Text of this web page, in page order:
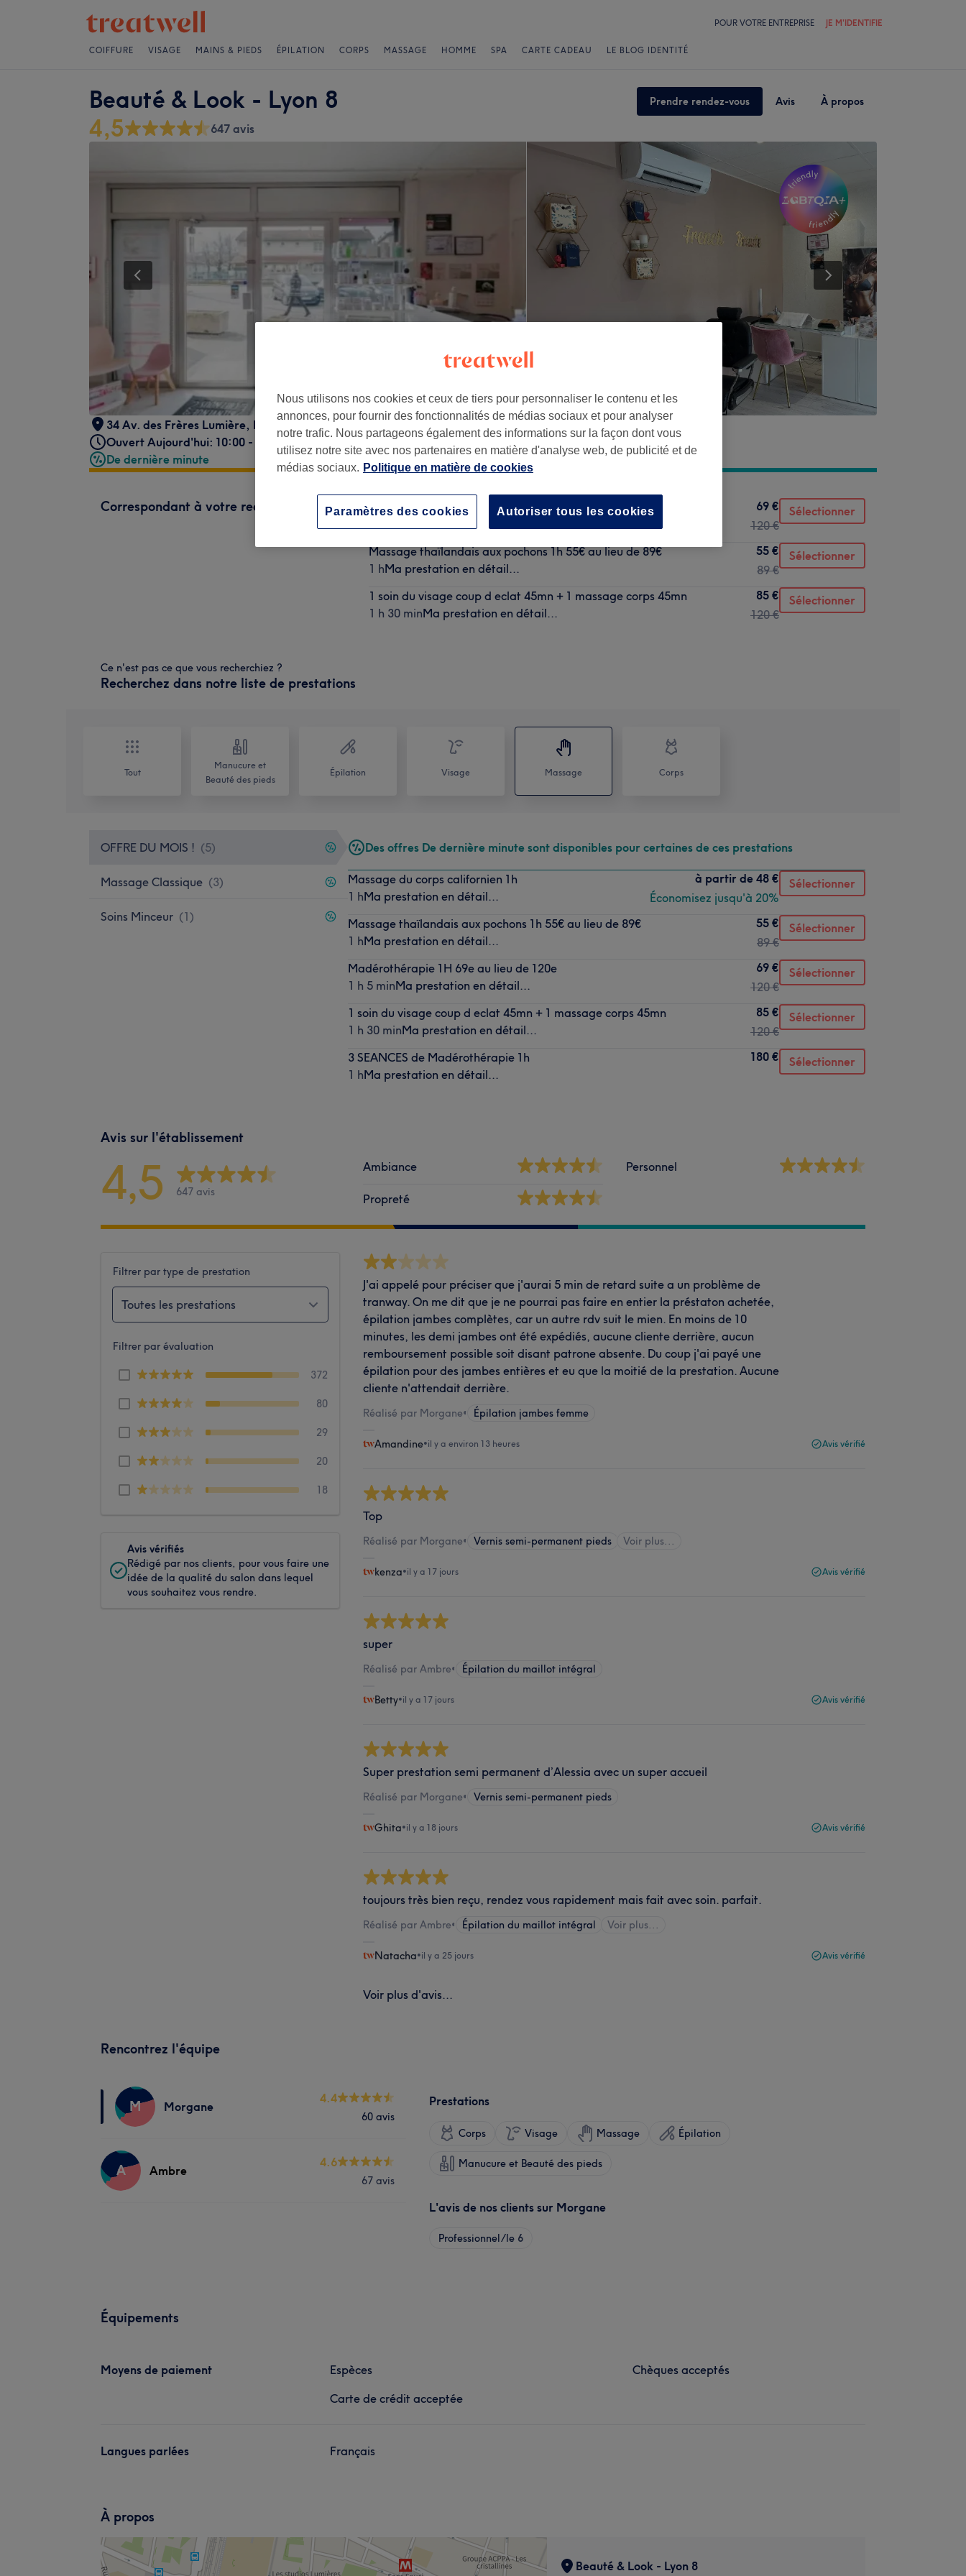
POUR VOTRE ENTREPRISE JE M'IDENTIFIE
COIFFURE VISAGE MAINS & PIEDS ÉPILATION CORPS MASSAGE HOMME SPA CARTE CADEAU LE BLOG IDENTITÉ
Beauté & Look - Lyon 8 Prendre rendez-vous Avis À propos
4,5 647 avis
34 Av. des Frères Lumière, Lyon , 69008
Ouvert Aujourd'hui: 10:00 - 19:00
De dernière minute
Correspondant à votre recherche
Madérothérapie 1H 69e au lieu de 120e
69 €
120 €
Sélectionner
Massage thaïlandais aux pochons 1h 55€ au lieu de 89€
1 hMa prestation en détail...
55 €
89 €
Sélectionner
1 soin du visage coup d eclat 45mn + 1 massage corps 45mn
1 h 30 minMa prestation en détail...
85 €
120 €
Sélectionner
Ce n'est pas ce que vous recherchiez ?
Recherchez dans notre liste de prestations
Tout
Manucure et
Beauté des pieds
Épilation Visage Massage Corps
OFFRE DU MOIS ! (5)
Massage Classique (3)
Soins Minceur (1)
Des offres De dernière minute sont disponibles pour certaines de ces prestations
Massage du corps californien 1h
1 hMa prestation en détail...
à partir de 48 €
Économisez jusqu'à 20%
Sélectionner
Massage thaïlandais aux pochons 1h 55€ au lieu de 89€
1 hMa prestation en détail...
55 €
89 €
Sélectionner
Madérothérapie 1H 69e au lieu de 120e
1 h 5 minMa prestation en détail...
69 €
120 €
Sélectionner
1 soin du visage coup d eclat 45mn + 1 massage corps 45mn
1 h 30 minMa prestation en détail...
85 €
120 €
Sélectionner
3 SEANCES de Madérothérapie 1h
1 hMa prestation en détail...
180 € Sélectionner
Avis sur l'établissement
4,5 647 avis
Ambiance
Propreté
Personnel
Filtrer par type de prestation
Toutes les prestations
Filtrer par évaluation
372
80
29
20
18
Avis vérifiés
Rédigé par nos clients, pour vous faire une
idée de la qualité du salon dans lequel
vous souhaitez vous rendre.
J'ai appelé pour préciser que j'aurai 5 min de retard suite a un problème de
tranway. On me dit que je ne pourrai pas faire en entier la préstaton achetée,
épilation jambes complètes, car un autre rdv suit le mien. En moins de 10
minutes, les demi jambes ont été expédiés, aucune cliente derrière, aucun
remboursement possible soit disant patrone absente. Du coup j'ai payé une
épilation pour des jambes entières et eu que la moitié de la prestation. Aucune
cliente n'attendait derrière.
Réalisé par Morgane• Épilation jambes femme
Amandine•il y a environ 13 heures Avis vérifié
Top
Réalisé par Morgane• Vernis semi-permanent pieds Voir plus...
kenza•il y a 17 jours Avis vérifié
super
Réalisé par Ambre• Épilation du maillot intégral
Betty•il y a 17 jours Avis vérifié
Super prestation semi permanent d’Alessia avec un super accueil
Réalisé par Morgane• Vernis semi-permanent pieds
Ghita•il y a 18 jours Avis vérifié
toujours très bien reçu, rendez vous rapidement mais fait avec soin. parfait.
Réalisé par Ambre• Épilation du maillot intégral Voir plus...
Natacha•il y a 25 jours Avis vérifié
Voir plus d'avis...
Rencontrez l'équipe
M Morgane
4.4
60 avis
A Ambre
4.6
67 avis
Prestations
Corps Visage Massage Épilation
Manucure et Beauté des pieds
L'avis de nos clients sur Morgane
Professionnel/le 6
Équipements
Moyens de paiement
Espèces
Carte de crédit acceptée
Chèques acceptés
Langues parlées Français
À propos
Beauté & Look - Lyon 8
Nous utilisons nos cookies et ceux de tiers pour personnaliser le contenu et les
annonces, pour fournir des fonctionnalités de médias sociaux et pour analyser
notre trafic. Nous partageons également des informations sur la façon dont vous
utilisez notre site avec nos partenaires en matière d'analyse web, de publicité et de
médias sociaux. Politique en matière de cookies
Autoriser tous les cookies
Paramètres des cookies